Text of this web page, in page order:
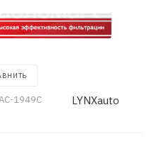
1949C LYNXauto